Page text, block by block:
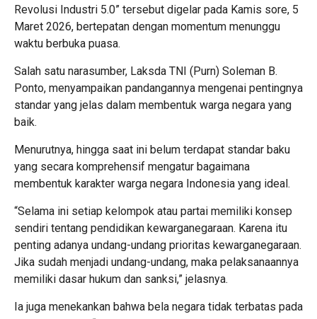
Revolusi Industri 5.0” tersebut digelar pada Kamis sore, 5
Maret 2026, bertepatan dengan momentum menunggu
waktu berbuka puasa.
Salah satu narasumber, Laksda TNI (Purn) Soleman B.
Ponto, menyampaikan pandangannya mengenai pentingnya
standar yang jelas dalam membentuk warga negara yang
baik.
Menurutnya, hingga saat ini belum terdapat standar baku
yang secara komprehensif mengatur bagaimana
membentuk karakter warga negara Indonesia yang ideal.
“Selama ini setiap kelompok atau partai memiliki konsep
sendiri tentang pendidikan kewarganegaraan. Karena itu
penting adanya undang-undang prioritas kewarganegaraan.
Jika sudah menjadi undang-undang, maka pelaksanaannya
memiliki dasar hukum dan sanksi,” jelasnya.
Ia juga menekankan bahwa bela negara tidak terbatas pada